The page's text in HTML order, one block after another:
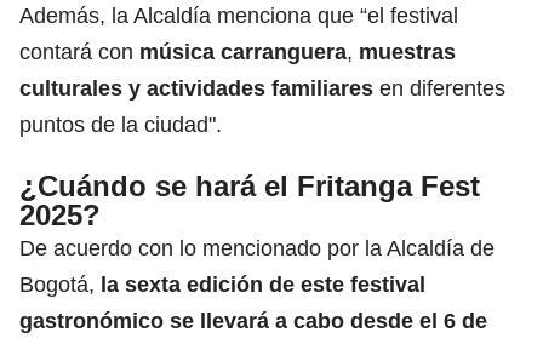
Además, la Alcaldía menciona que “el festival
contará con música carranguera, muestras
culturales y actividades familiares en diferentes
puntos de la ciudad".
¿Cuándo se hará el Fritanga Fest
2025?
De acuerdo con lo mencionado por la Alcaldía de
Bogotá, la sexta edición de este festival
gastronómico se llevará a cabo desde el 6 de